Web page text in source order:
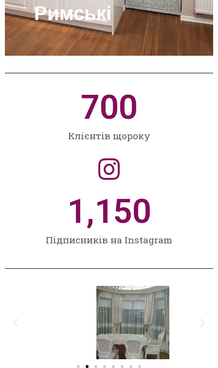
Римські
700
Клієнтів щороку
1,150
Підписників на Instagram